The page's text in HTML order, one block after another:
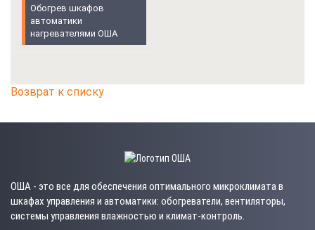
Обогрев шкафов
автоматики
нагревателями ОША
Возврат к списку
ОША - это все для обеспечения оптимального микроклимата в
шкафах управления и автоматики: обогреватели, вентиляторы,
системы управления влажностью и климат-контроль.